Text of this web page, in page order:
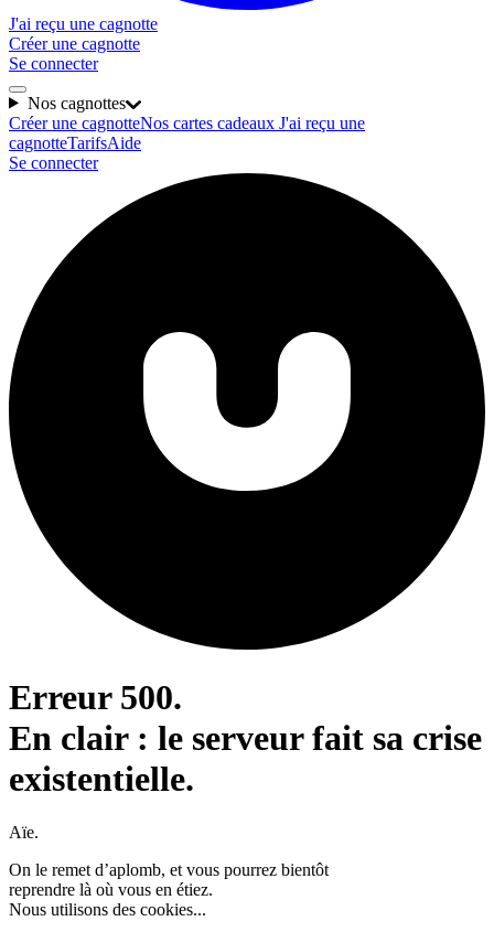
J'ai reçu une cagnotte
Créer une cagnotte
Se connecter
Nos cagnottes
Créer une cagnotteNos cartes cadeaux J'ai reçu une
cagnotteTarifsAide
Se connecter
Erreur 500.
En clair : le serveur fait sa crise
existentielle.
Aïe.
On le remet d’aplomb, et vous pourrez bientôt
reprendre là où vous en étiez.
Nous utilisons des cookies...